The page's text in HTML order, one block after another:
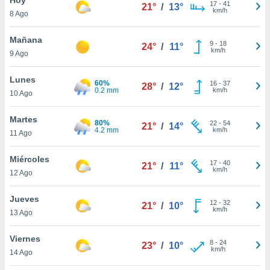
y
en
más
de
8 Ago
21° / 13° 17- 41
km/h
Mañana
9 Ago
24° / 11° 9- 18
km/h
Lunes
10 Ago
60%
0.2 mm
28° / 12° 16- 37
km/h
Martes
11 Ago
80%
4.2 mm
21° / 14° 22- 54
km/h
Miércoles
12 Ago
21° / 11° 17- 40
km/h
Jueves
13 Ago
21° / 10° 12- 32
km/h
Viernes
14 Ago
23° / 10° 8- 24
km/h